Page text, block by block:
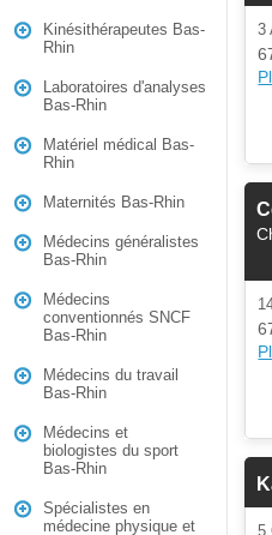
Kinésithérapeutes Bas-
Rhin
Laboratoires d'analyses
Bas-Rhin
Matériel médical Bas-
Rhin
Maternités Bas-Rhin
Médecins généralistes
Bas-Rhin
Médecins
conventionnés SNCF
Bas-Rhin
Médecins du travail
Bas-Rhin
Médecins et
biologistes du sport
Bas-Rhin
Spécialistes en
médecine physique et
3
5